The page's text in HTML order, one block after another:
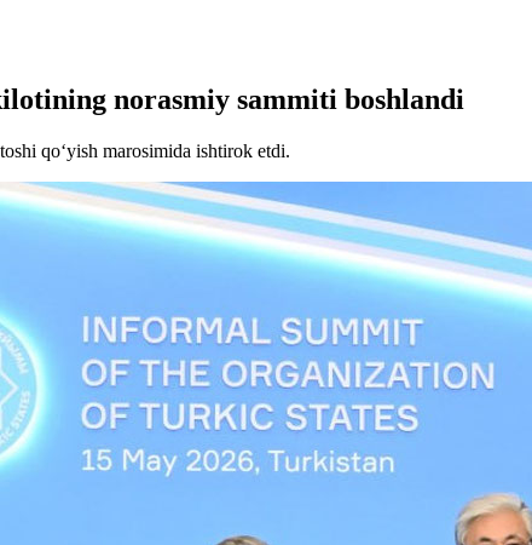
norasmiy sammiti boshlandi
qo‘yish marosimida ishtirok etdi.